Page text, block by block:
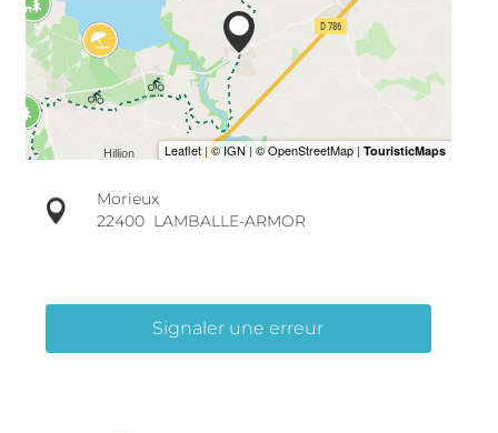
Morieux
22400 LAMBALLE-ARMOR
Signaler une erreur